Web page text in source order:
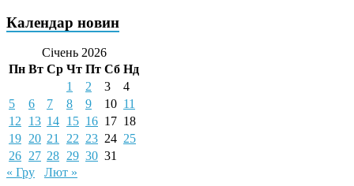
Календар новин
Січень 2026
Пн Вт Ср Чт Пт Сб Нд
1
2 3
4
5
6 7 8 9 10 11
12 13 14 15 16 17 18
19 20 21 22 23 24 25
26 27 28 29 30 31
« Гру
Лют »